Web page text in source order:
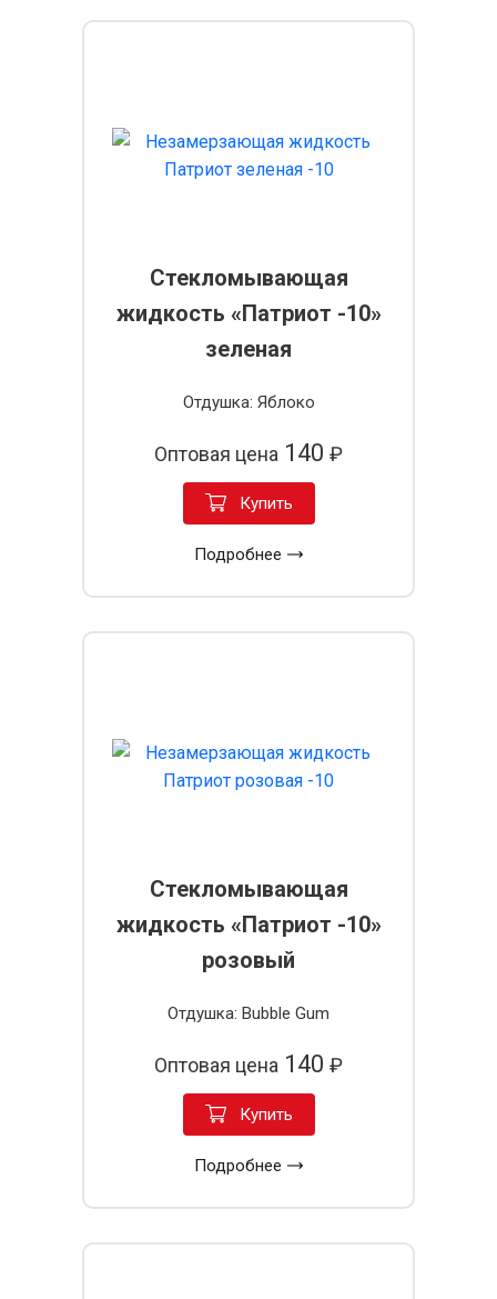
Стекломывающая
жидкость «Патриот -10»
зеленая
Отдушка: Яблоко
Оптовая цена 140 ₽
Купить
Подробнее
Стекломывающая
жидкость «Патриот -10»
розовый
Отдушка: Bubble Gum
Оптовая цена 140 ₽
Купить
Подробнее